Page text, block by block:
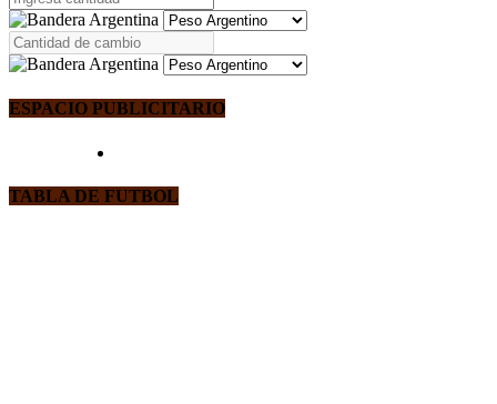
ESPACIO PUBLICITARIO
TABLA DE FUTBOL